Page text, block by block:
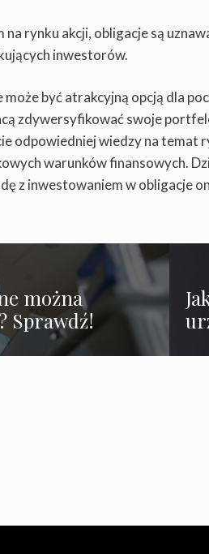
rynku akcji, obligacje są
inwestorów.
być atrakcyjną opcją dla
zdywersyfikować swoje
odpowiedniej wiedzy na
warunków finansowych.
z inwestowaniem w obligacje
można
Sprawdź!